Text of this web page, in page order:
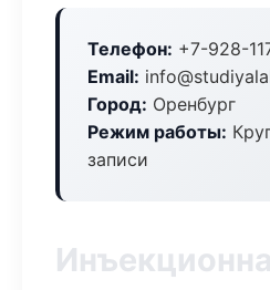
Телефон: +7-928-
Email:
Город: Оренбург
Режим работы:
записи